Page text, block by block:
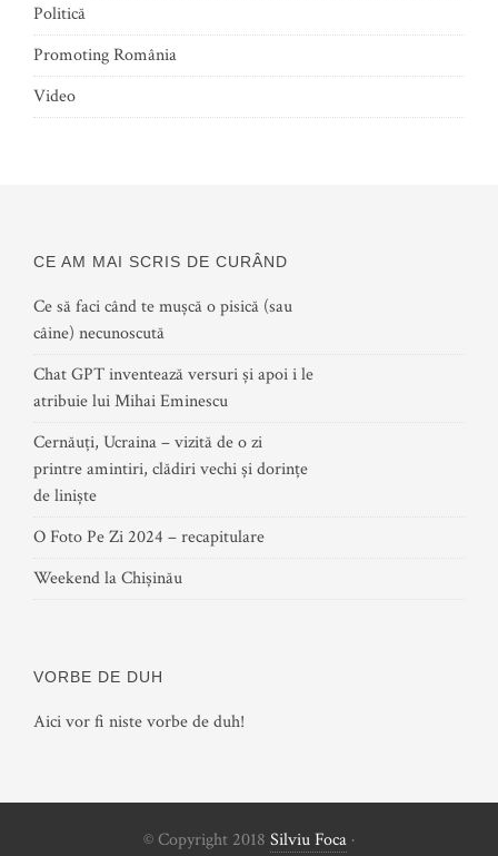
Politică
Promoting România
Video
CE AM MAI SCRIS DE CURÂND
Ce să faci când te mușcă o pisică (sau
câine) necunoscută
Chat GPT inventează versuri și apoi i le
atribuie lui Mihai Eminescu
Cernăuți, Ucraina – vizită de o zi
printre amintiri, clădiri vechi și dorințe
de liniște
O Foto Pe Zi 2024 – recapitulare
Weekend la Chișinău
VORBE DE DUH
Aici vor fi niste vorbe de duh!
© Copyright 2018 Silviu Foca ·